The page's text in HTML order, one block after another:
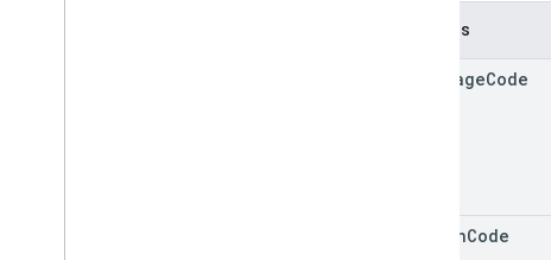
Campos
languageCode
regionCode